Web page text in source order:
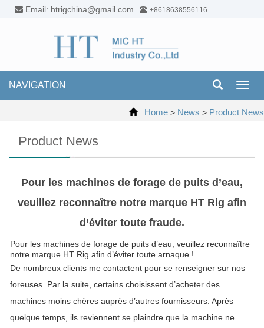
Email: htrigchina@gmail.com +8618638556116
NAVIGATION
Home > News > Product News
Product News
Pour les machines de forage de puits d’eau,
veuillez reconnaître notre marque HT Rig afin
d’éviter toute fraude.
Pour les machines de forage de puits d’eau, veuillez reconnaître
notre marque HT Rig afin d’éviter toute arnaque !
De nombreux clients me contactent pour se renseigner sur nos
foreuses. Par la suite, certains choisissent d’acheter des
machines moins chères auprès d’autres fournisseurs. Après
quelque temps, ils reviennent se plaindre que la machine ne